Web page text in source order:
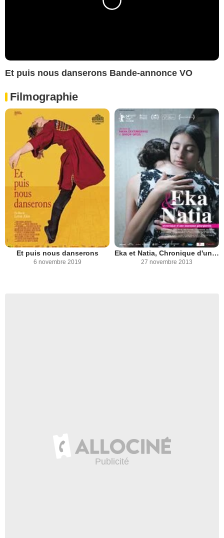
Et puis nous danserons Bande-annonce VO
Filmographie
Et puis nous danserons
6 novembre 2019
Eka et Natia, Chronique d'une jeunesse georgienne
27 novembre 2013